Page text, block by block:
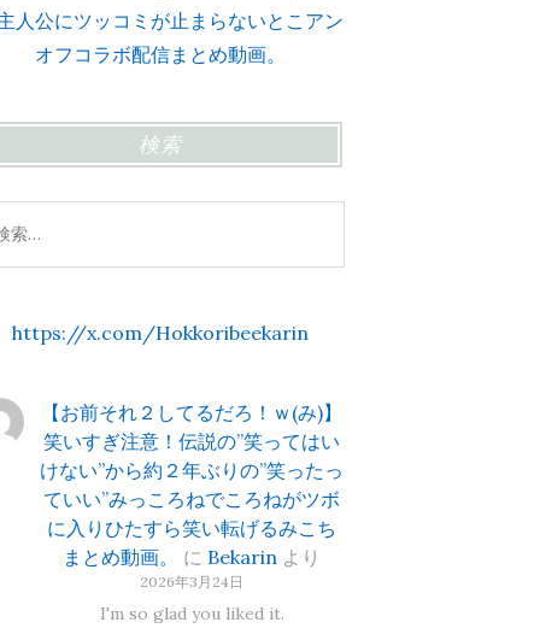
人公にツッコミが止まらないとこアン
オフコラボ配信まとめ動画。
検索
https://x.com/Hokkoribeekarin
【お前それ２してるだろ！ｗ(み)】
笑いすぎ注意！伝説の”笑ってはい
けない”から約２年ぶりの”笑ったっ
ていい”みっころねでころねがツボ
に入りひたすら笑い転げるみこち
まとめ動画。
に Bekarin より
2026年3月24日
I'm so glad you liked it.